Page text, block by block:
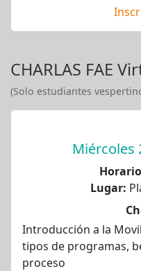
CHARLAS FAE
(Solo estudiantes
Miércoles
Lugar:
Introducción a la
tipos de programas,
proceso